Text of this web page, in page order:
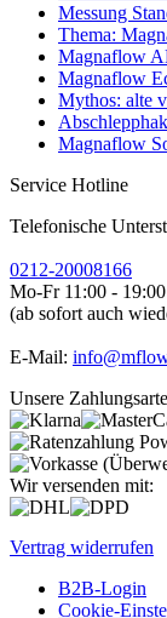
Messung
Thema:
Magnaflow
Magnaflow
Mythos: alte
Magnaflow
Service Hotline
Telefonische
0212-20008166
Mo-Fr 11:00 -
(ab sofort auch
E-Mail:
Unsere
Wir versenden mit:
Vertrag widerrufen
B2B-Login
Cookie-